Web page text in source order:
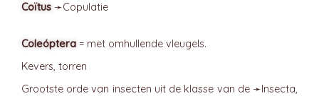
Coïtus ➛Copulatie
Coleóptera = met omhullende vleugels.
Kevers, torren
Grootste orde van insecten uit de klasse van de ➛Insecta,